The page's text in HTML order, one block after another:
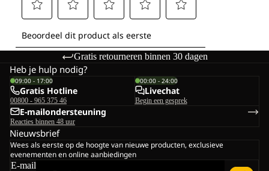
Gratis retourneren binnen 30 dagen
Heb je hulp nodig?
09:00 - 17:00
Gratis Hotline
00800 - 965 375 46
00:00 - 24:00
Livechat
Begin een gesprek
E-mailondersteuning
Reacties binnen 48 uur
Nieuwsbrief
Wees als eerste op de hoogte van nieuwe producten, exclusieve
evenementen en online aanbiedingen
E-mail